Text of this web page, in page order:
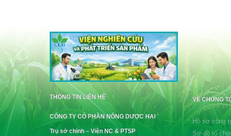
THÔNG TIN LIÊN HỆ
CÔNG TY CỔ PHẦN NÔNG DƯỢC HAI
Trụ sở chính – Viện NC & PTSP
VỀ CHÚNG
Hồ sơ công
Sơ đồ tổ